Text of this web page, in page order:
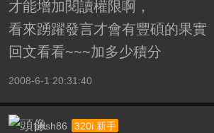
才能增加閱讀權限啊，
看來踴躍發言才會有豐碩的果實
回文看看~~~加多少積分
2008-6-1 20:31:40
phsh86 320i 新手